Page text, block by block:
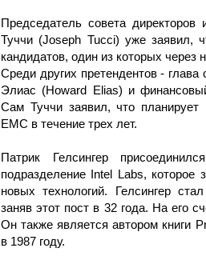
Председатель совета
Туччи (Joseph Tucci) уже заявил,
кандидатов, один из которых через
Среди других претендентов -
Элиас (Howard Elias) и
Сам Туччи заявил, что планирует
EMC в течение трех лет.
Патрик Гелсингер
подразделение Intel Labs, которое
новых технологий. Гелсингер
заняв этот пост в 32 года. На его
Он также является автором книги
в 1987 году.